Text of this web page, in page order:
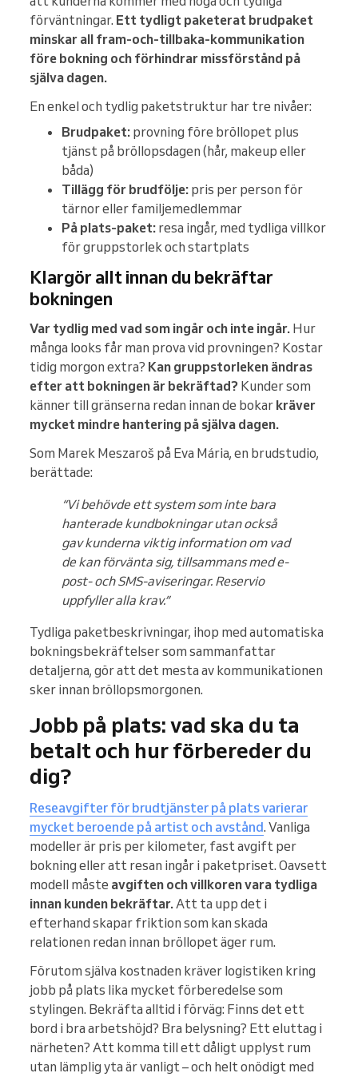
förväntningar. Ett tydligt paketerat brudpaket
minskar all fram-och-tillbaka-kommunikation
före bokning och förhindrar missförstånd på
själva dagen.
En enkel och tydlig paketstruktur har tre nivåer:
Brudpaket: provning före bröllopet plus
tjänst på bröllopsdagen (hår, makeup eller
båda)
Tillägg för brudfölje: pris per person för
tärnor eller familjemedlemmar
På plats-paket: resa ingår, med tydliga villkor
för gruppstorlek och startplats
Klargör allt innan du bekräftar
bokningen
Var tydlig med vad som ingår och inte ingår. Hur
många looks får man prova vid provningen? Kostar
tidig morgon extra? Kan gruppstorleken ändras
efter att bokningen är bekräftad? Kunder som
känner till gränserna redan innan de bokar kräver
mycket mindre hantering på själva dagen.
Som Marek Meszaroš på Eva Mária, en brudstudio,
berättade:
“Vi behövde ett system som inte bara
hanterade kundbokningar utan också
gav kunderna viktig information om vad
de kan förvänta sig, tillsammans med e-
post- och SMS-aviseringar. Reservio
uppfyller alla krav.”
Tydliga paketbeskrivningar, ihop med automatiska
bokningsbekräftelser som sammanfattar
detaljerna, gör att det mesta av kommunikationen
sker innan bröllopsmorgonen.
Jobb på plats: vad ska du ta
betalt och hur förbereder du
dig?
Reseavgifter för brudtjänster på plats varierar
mycket beroende på artist och avstånd. Vanliga
modeller är pris per kilometer, fast avgift per
bokning eller att resan ingår i paketpriset. Oavsett
modell måste avgiften och villkoren vara tydliga
innan kunden bekräftar.Att ta upp det i
efterhand skapar friktion som kan skada
relationen redan innan bröllopet äger rum.
Förutom själva kostnaden kräver logistiken kring
jobb på plats lika mycket förberedelse som
stylingen. Bekräfta alltid i förväg: Finns det ett
bord i bra arbetshöjd? Bra belysning? Ett eluttag i
närheten? Att komma till ett dåligt upplyst rum
utan lämplig yta är vanligt – och helt onödigt med